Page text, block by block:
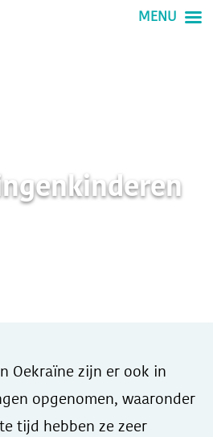
MENU
Oekraïne zijn er ook in
opgenomen, waaronder
tijd hebben ze zeer